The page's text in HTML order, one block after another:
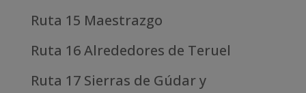
Ruta 15 Maestrazgo
Ruta 16 Alrededores de Teruel
Ruta 17 Sierras de Gúdar y